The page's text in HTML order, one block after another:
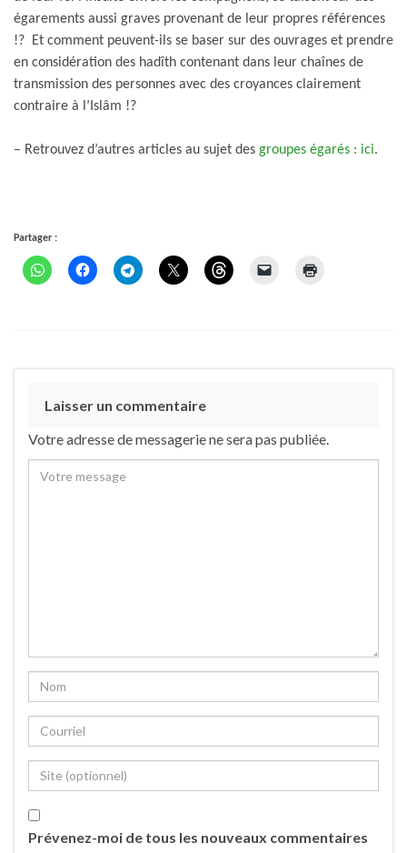
égarements aussi graves provenant de leur propres références
!? Et comment peuvent-ils se baser sur des ouvrages et prendre
en considération des hadîth contenant dans leur chaînes de
transmission des personnes avec des croyances clairement
contraire à l’Islâm !?
– Retrouvez d’autres articles au sujet des groupes égarés : ici.
Partager :
Laisser un commentaire
Votre adresse de messagerie ne sera pas publiée.
Prévenez-moi de tous les nouveaux commentaires